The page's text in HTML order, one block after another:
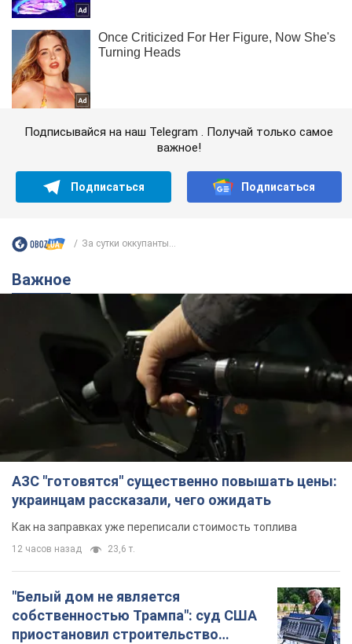
Подписывайся на наш Telegram . Получай только самое
важное!
Подписаться Подписаться
За сутки оккупанты...
Важное
АЗС "готовятся" существенно повышать цены:
украинцам рассказали, чего ожидать
Как на заправках уже переписали стоимость топлива
12 часов назад 23,6 т.
"Белый дом не является
собственностью Трампа": суд США
приостановил строительство